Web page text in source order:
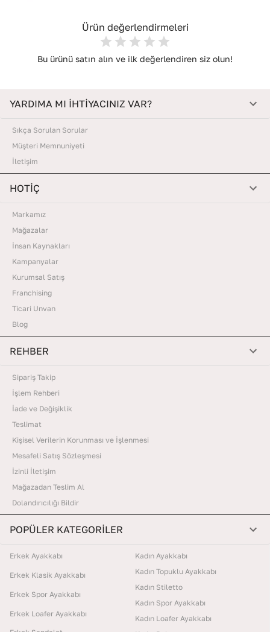
Ürün değerlendirmeleri
Bu ürünü satın alın ve ilk değerlendiren siz olun!
YARDIMA MI İHTİYACINIZ VAR?
Sıkça Sorulan Sorular
Müşteri Memnuniyeti
İletişim
HOTİÇ
Markamız
Mağazalar
İnsan Kaynakları
Kampanyalar
Kurumsal Satış
Franchising
Ticari Unvan
Blog
REHBER
Sipariş Takip
İşlem Rehberi
İade ve Değişiklik
Teslimat
Kişisel Verilerin Korunması ve İşlenmesi
Mesafeli Satış Sözleşmesi
İzinli İletişim
Mağazadan Teslim Al
Dolandırıcılığı Bildir
POPÜLER KATEGORİLER
Erkek Ayakkabı
Erkek Klasik Ayakkabı
Erkek Spor Ayakkabı
Erkek Loafer Ayakkabı
Kadın Ayakkabı
Kadın Topuklu Ayakkabı
Kadın Stiletto
Kadın Spor Ayakkabı
Kadın Loafer Ayakkabı